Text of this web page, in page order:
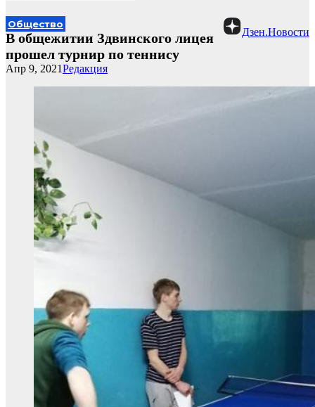
Дзен.Новости
Общество
В общежитии Здвинского лицея
прошел турнир по теннису
Редакция
Апр 9, 2021